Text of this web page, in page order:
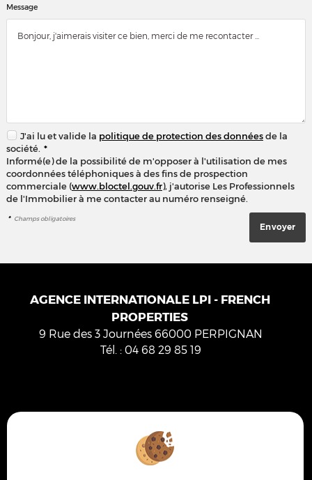
Message
J'ai lu et valide la politique de protection des donnéesde la
société. *
Informé(e) de la possibilité de m'opposer à l'utilisation de mes
coordonnées téléphoniques à des fins de prospection
commerciale (www.bloctel.gouv.fr), j'autorise Les Professionnels
de l'Immobilier à me contacter au numéro renseigné.
* Champs obligatoires
AGENCE INTERNATIONALE LPI - FRENCH
PROPERTIES
9 Rue des 3 Journées 66000 PERPIGNAN
Tél. : 04 68 29 85 19
Politique de protection des données
Gérer les cookies
Notre barème d'honoraires